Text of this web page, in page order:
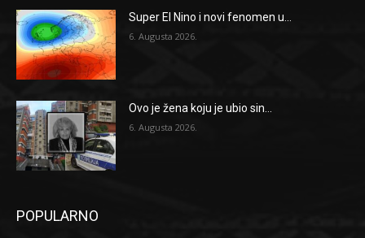
Super El Nino i novi fenomen u...
6. Augusta 2026.
Ovo je žena koju je ubio sin...
6. Augusta 2026.
POPULARNO